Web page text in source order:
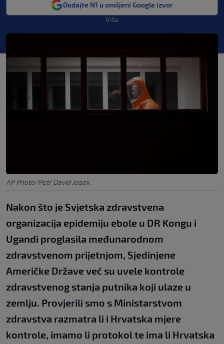
Dodajte N1 u omiljeni Google izvor
Više
AP Photo/Petr David Josek
Nakon što je Svjetska zdravstvena
organizacija epidemiju ebole u DR Kongu i
Ugandi proglasila međunarodnom
zdravstvenom prijetnjom, Sjedinjene
Američke Države već su uvele kontrole
zdravstvenog stanja putnika koji ulaze u
zemlju. Provjerili smo s Ministarstvom
zdravstva razmatra li i Hrvatska mjere
kontrole, imamo li protokol te ima li Hrvatska